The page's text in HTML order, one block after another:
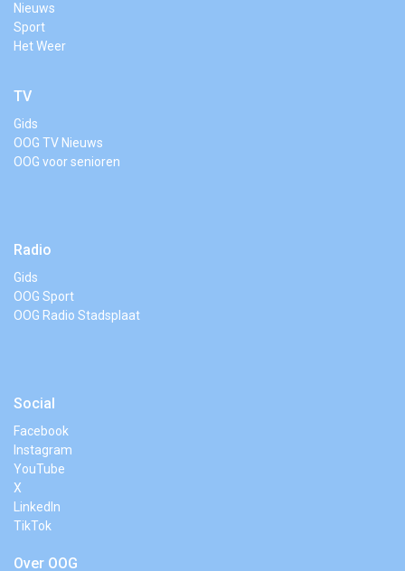
Nieuws
Sport
Het Weer
TV
Gids
OOG TV Nieuws
OOG voor senioren
Radio
Gids
OOG Sport
OOG Radio Stadsplaat
Social
Facebook
Instagram
YouTube
X
LinkedIn
TikTok
Over OOG